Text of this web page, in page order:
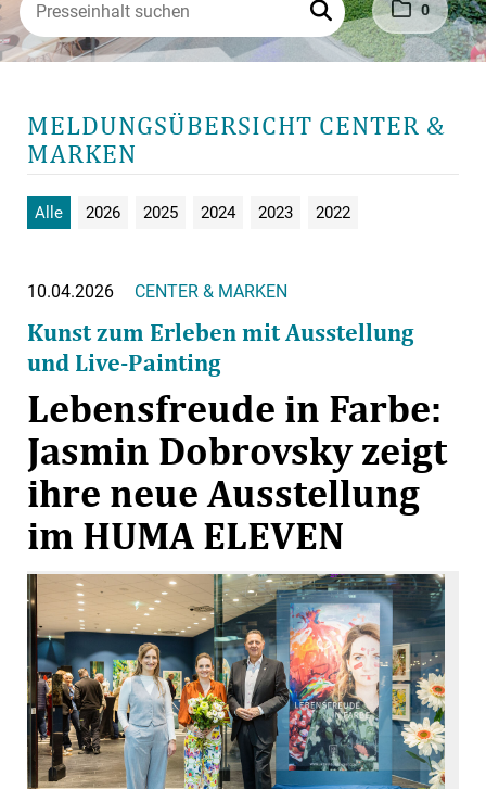
0
MELDUNGSÜBERSICHT CENTER &
MARKEN
Alle 2026 2025 2024 2023 2022
10.04.2026 CENTER & MARKEN
Kunst zum Erleben mit Ausstellung
und Live-Painting
Lebensfreude in Farbe:
Jasmin Dobrovsky zeigt
ihre neue Ausstellung
im HUMA ELEVEN